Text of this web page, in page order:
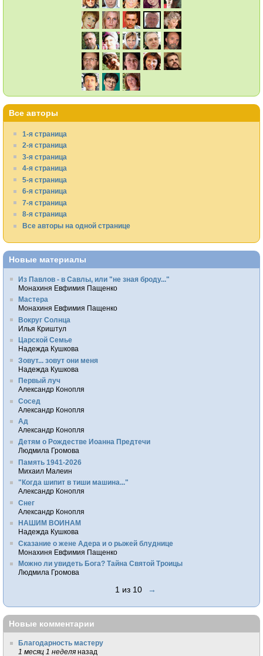
Все авторы
1-я страница
2-я страница
3-я страница
4-я страница
5-я страница
6-я страница
7-я страница
8-я страница
Все авторы на одной странице
Новые материалы
Из Павлов - в Савлы, или "не зная броду..."
Монахиня Евфимия Пащенко
Мастера
Монахиня Евфимия Пащенко
Вокруг Солнца
Илья Криштул
Царской Семье
Надежда Кушкова
Зовут... зовут они меня
Надежда Кушкова
Первый луч
Александр Конопля
Сосед
Александр Конопля
Ад
Александр Конопля
Детям о Рождестве Иоанна Предтечи
Людмила Громова
Память 1941-2026
Михаил Малеин
"Когда шипит в тиши машина..."
Александр Конопля
Снег
Александр Конопля
НАШИМ ВОИНАМ
Надежда Кушкова
Сказание о жене Адера и о рыжей блуднице
Монахиня Евфимия Пащенко
Можно ли увидеть Бога? Тайна Святой Троицы
Людмила Громова
1 из 10 →
Новые комментарии
Благодарность мастеру
1 месяц 1 неделя назад